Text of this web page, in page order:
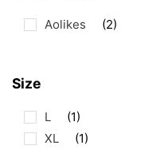
Aolikes (2)
Size
L
(1)
XL
(1)